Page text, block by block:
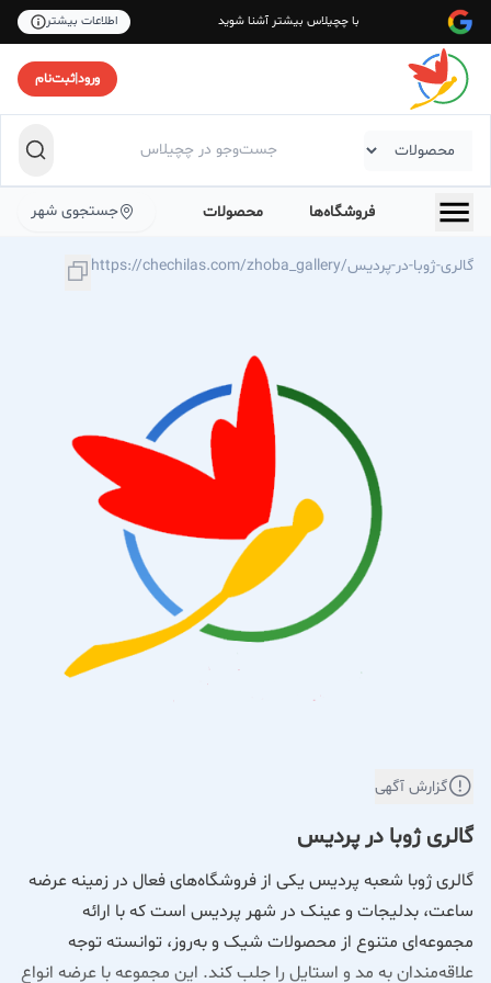
با چچیلاس بیشتر آشنا شوید اطلاعات بیشتر
ورود|ثبت‌نام
فروشگاه‌ها محصولات جستجوی شهر
https://chechilas.com/zhoba_gallery/گالری-ژوبا-در-پردیس
گزارش آگهی
گالری ژوبا در پردیس
گالری ژوبا شعبه پردیس یکی از فروشگاه‌های فعال در زمینه عرضه
ساعت، بدلیجات و عینک در شهر پردیس است که با ارائه
مجموعه‌ای متنوع از محصولات شیک و به‌روز، توانسته توجه
علاقه‌مندان به مد و استایل را جلب کند. این مجموعه با عرضه انواع